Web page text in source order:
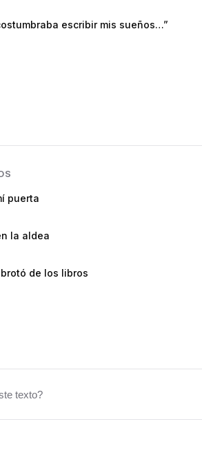
escribir mis sueños…”
puerta
la aldea
de los libros
texto?